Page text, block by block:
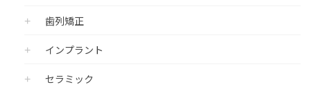
歯列矯正
インプラント
セラミック